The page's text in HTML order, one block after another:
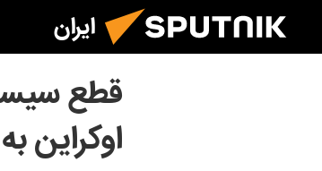
ایران
قطع
اوکراین